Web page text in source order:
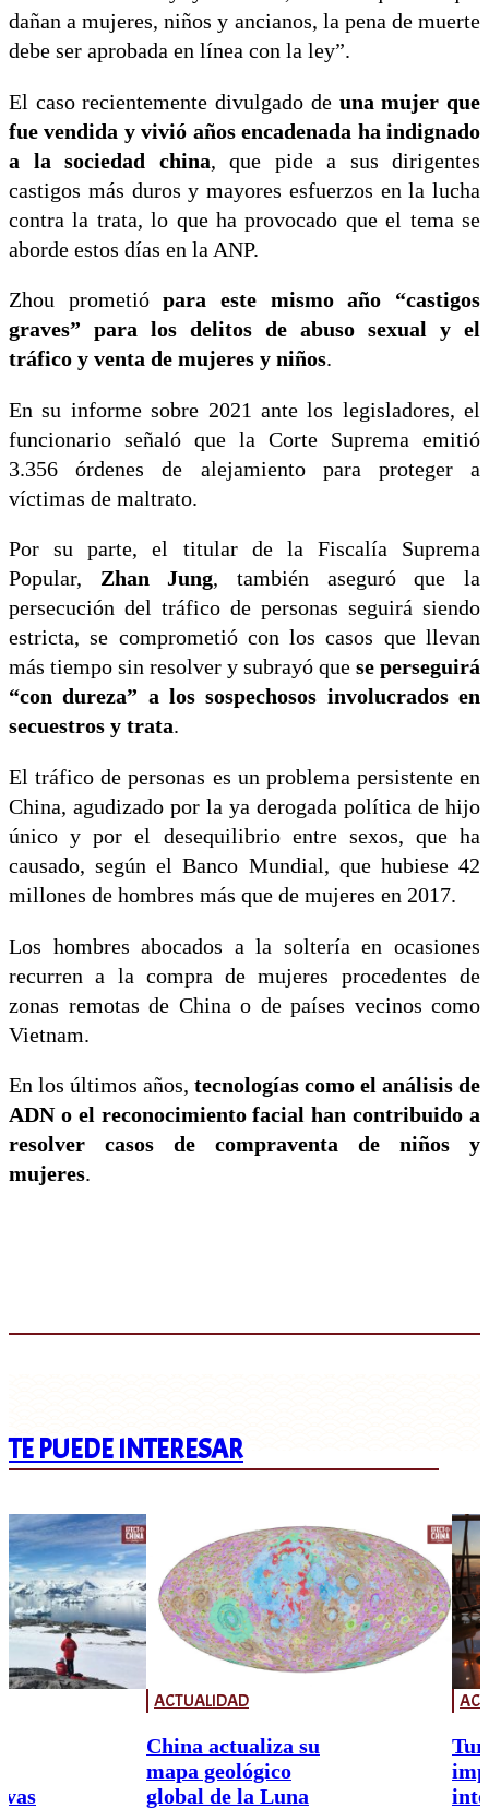
dañan a mujeres, niños y ancianos, la pena de muerte
debe ser aprobada en línea con la ley”.
El caso recientemente divulgado de una mujer que
fue vendida y vivió años encadenada ha indignado
a la sociedad china, que pide a sus dirigentes
castigos más duros y mayores esfuerzos en la lucha
contra la trata, lo que ha provocado que el tema se
aborde estos días en la ANP.
Zhou prometiópara este mismo año “castigos
graves” para los delitos de abuso sexual y el
tráfico y venta de mujeres y niños.
En su informe sobre 2021 ante los legisladores, el
funcionario señaló que la Corte Suprema emitió
3.356 órdenes de alejamiento para proteger a
víctimas de maltrato.
Por su parte, el titular de la Fiscalía Suprema
Popular, Zhan Jung, también aseguró que la
persecución del tráfico de personas seguirá siendo
estricta, se comprometió con los casos que llevan
más tiempo sin resolver y subrayó que se perseguirá
“con dureza” a los sospechosos involucrados en
secuestros y trata.
El tráfico de personas es un problema persistente en
China, agudizado por la ya derogada política de hijo
único y por el desequilibrio entre sexos, que ha
causado, según el Banco Mundial, que hubiese 42
millones de hombres más que de mujeres en 2017.
Los hombres abocados a la soltería en ocasiones
recurren a la compra de mujeres procedentes de
zonas remotas de China o de países vecinos como
Vietnam.
En los últimos años, tecnologías como el análisis de
ADN o el reconocimiento facial han contribuido a
resolver casos de compraventa de niños y
mujeres.
TE PUEDE INTERESAR
ACTUALIDAD
China actualiza su
mapa geológico
global de la Luna